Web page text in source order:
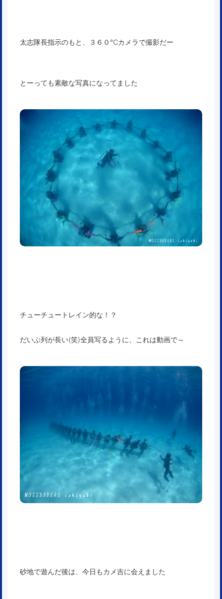
太志隊長指示のもと、３６０℃カメラで撮影だー
とーっても素敵な写真になってました
チューチュートレイン的な！？
だいぶ列が長い(笑)全員写るように、これは動画で～
砂地で遊んだ後は、今日もカメ吉に会えました